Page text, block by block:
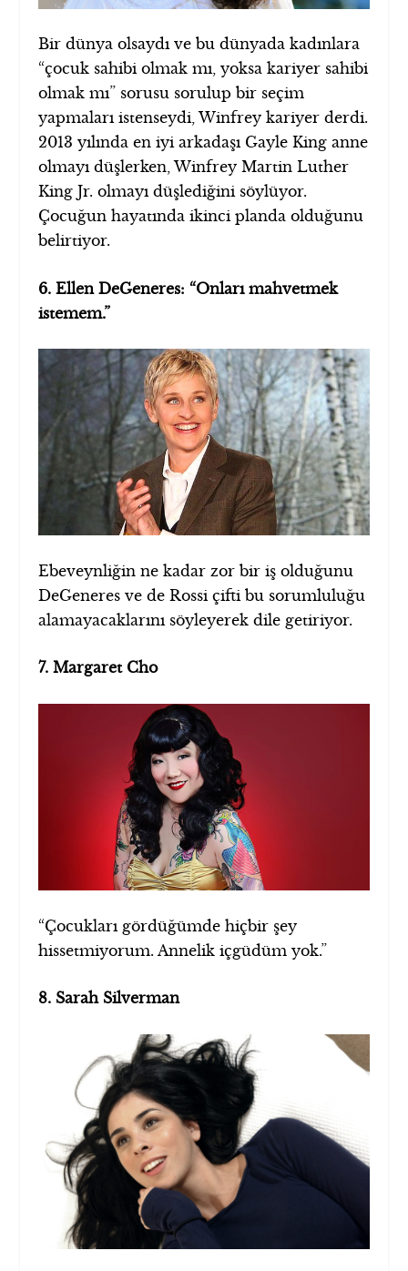
Bir dünya olsaydı ve bu dünyada kadınlara
“çocuk sahibi olmak mı, yoksa kariyer sahibi
olmak mı” sorusu sorulup bir seçim
yapmaları istenseydi, Winfrey kariyer derdi.
2013 yılında en iyi arkadaşı Gayle King anne
olmayı düşlerken, Winfrey Martin Luther
King Jr. olmayı düşlediğini söylüyor.
Çocuğun hayatında ikinci planda olduğunu
belirtiyor.
6. Ellen DeGeneres: “Onları mahvetmek
istemem.”
Ebeveynliğin ne kadar zor bir iş olduğunu
DeGeneres ve de Rossi çifti bu sorumluluğu
alamayacaklarını söyleyerek dile getiriyor.
7. Margaret Cho
“Çocukları gördüğümde hiçbir şey
hissetmiyorum. Annelik içgüdüm yok.”
8. Sarah Silverman